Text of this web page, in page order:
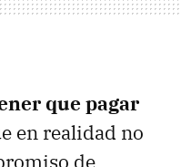
que pagar
en realidad no
de